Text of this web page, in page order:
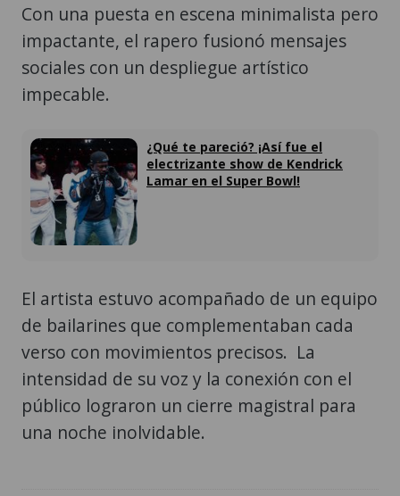
Con una puesta en escena minimalista pero
impactante, el rapero fusionó mensajes
sociales con un despliegue artístico
impecable.
¿Qué te pareció? ¡Así fue el
electrizante show de Kendrick
Lamar en el Super Bowl!
El artista estuvo acompañado de un equipo
de bailarines que complementaban cada
verso con movimientos precisos. La
intensidad de su voz y la conexión con el
público lograron un cierre magistral para
una noche inolvidable.